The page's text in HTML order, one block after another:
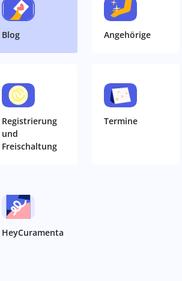
Blog Angehörige
Registrierung
und
Freischaltung
Termine
HeyCuramenta